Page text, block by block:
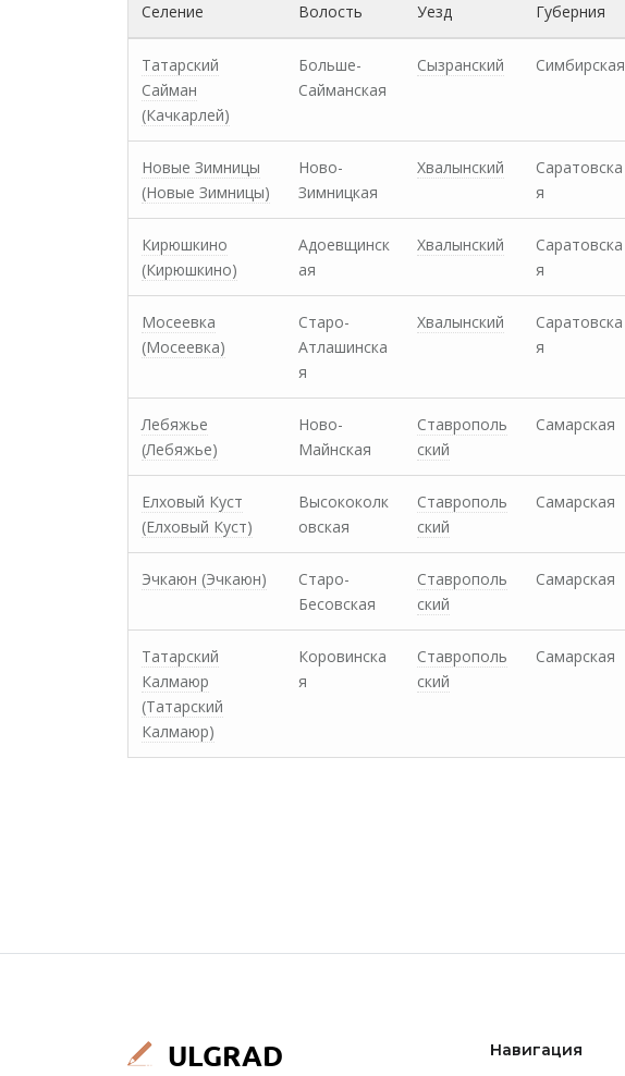
Селение Волость Уезд Губерния
Татарский
Сайман
(Качкарлей)
Больше-
Сайманская
Сызранский Симбирская
Новые Зимницы
(Новые Зимницы)
Ново-
Зимницкая
Хвалынский
Саратовска
я
Кирюшкино
(Кирюшкино)
Адоевщинск
ая
Хвалынский
Саратовска
я
Мосеевка
(Мосеевка)
Старо-
Атлашинска
я
Хвалынский
Саратовска
я
Лебяжье
(Лебяжье)
Ново-
Майнская
Ставрополь
ский
Самарская
Елховый Куст
(Елховый Куст)
Высококолк
овская
Ставрополь
ский
Самарская
Эчкаюн (Эчкаюн)
Старо-
Бесовская
Ставрополь
ский
Самарская
Татарский
Калмаюр
(Татарский
Калмаюр)
Коровинска
я
Ставрополь
ский
Самарская
Навигация